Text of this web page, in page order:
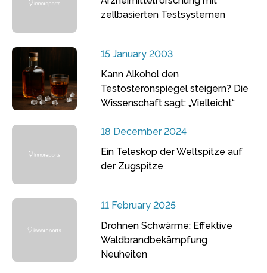
zellbasierten Testsystemen
15 January 2003
Kann Alkohol den
Testosteronspiegel steigern? Die
Wissenschaft sagt: „Vielleicht“
18 December 2024
Ein Teleskop der Weltspitze auf
der Zugspitze
11 February 2025
Drohnen Schwärme: Effektive
Waldbrandbekämpfung
Neuheiten